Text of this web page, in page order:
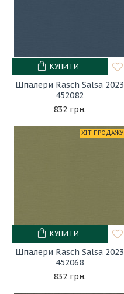
Шпалери Rasch Salsa 2023
452082
832 грн.
КУПИТИ
ХІТ ПРОДАЖУ
Шпалери Rasch Salsa 2023
452068
832 грн.
КУПИТИ